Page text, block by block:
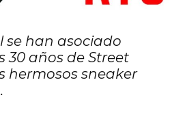
se han asociado
30 años de Street
hermosos sneaker